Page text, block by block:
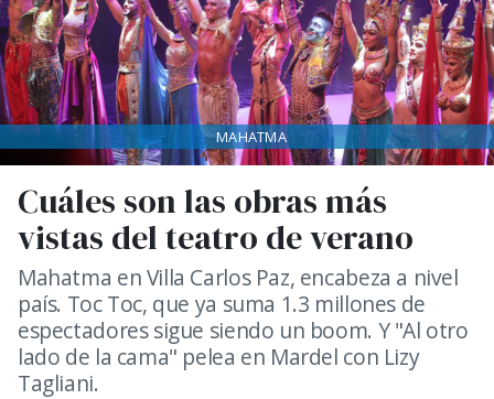
Cuáles son las obras más
vistas del teatro de verano
Mahatma en Villa Carlos Paz, encabeza a nivel
país. Toc Toc, que ya suma 1.3 millones de
espectadores sigue siendo un boom. Y "Al otro
lado de la cama" pelea en Mardel con Lizy
Tagliani.
MAHATMA